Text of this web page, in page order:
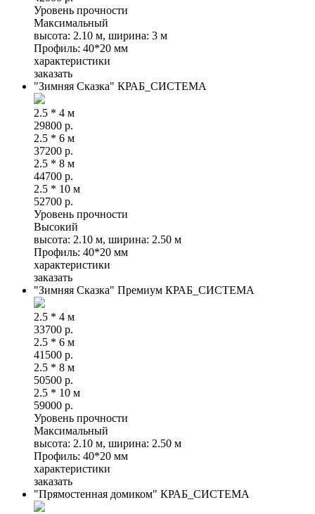
Уровень прочности
Максимальный
высота: 2.10 м, ширина: 3 м
Профиль: 40*20 мм
характеристики
заказать
"Зимняя Сказка" КРАБ_СИСТЕМА
2.5 * 4 м
29800 р.
2.5 * 6 м
37200 р.
2.5 * 8 м
44700 р.
2.5 * 10 м
52700 р.
Уровень прочности
Высокий
высота: 2.10 м, ширина: 2.50 м
Профиль: 40*20 мм
характеристики
заказать
"Зимняя Сказка" Премиум КРАБ_СИСТЕМА
2.5 * 4 м
33700 р.
2.5 * 6 м
41500 р.
2.5 * 8 м
50500 р.
2.5 * 10 м
59000 р.
Уровень прочности
Максимальный
высота: 2.10 м, ширина: 2.50 м
Профиль: 40*20 мм
характеристики
заказать
"Прямостенная домиком" КРАБ_СИСТЕМА